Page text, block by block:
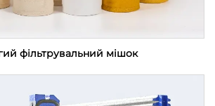
фільтрувальний мішок